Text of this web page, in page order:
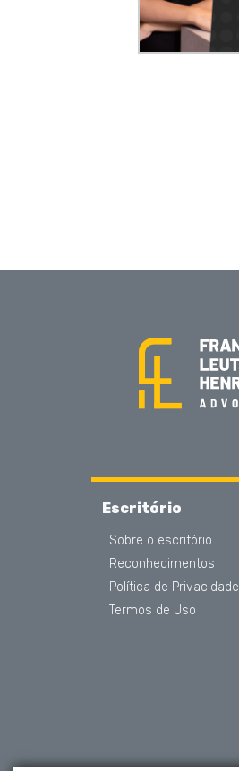
Escritório
Sobre o escritório
Reconhecimentos
Política de Privacidade
Termos de Uso